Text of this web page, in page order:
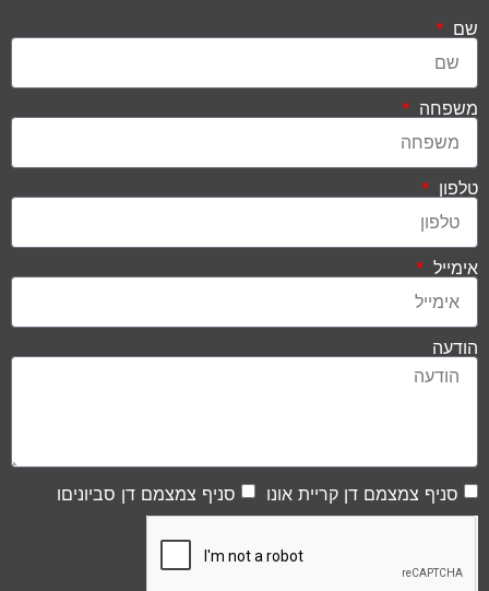
שם
משפחה
טלפון
אימייל
הודעה
סניף צמצמם דן קריית אונו סניף צמצמם דן סביוניםו